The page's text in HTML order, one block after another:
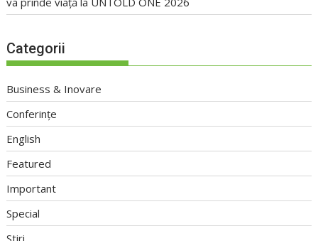
Categorii
Business & Inovare
Conferințe
English
Featured
Important
Special
Stiri